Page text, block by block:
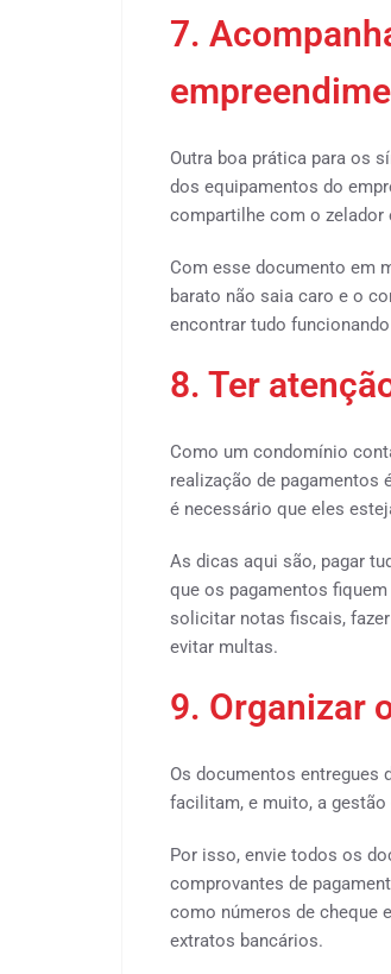
7.
Outra boa prática para os
dos equipamentos do
compartilhe com o zelador
Com esse documento em
barato não saia caro e o
encontrar tudo
8. Ter
Como um condomínio
realização de pagamentos
é necessário que eles
As dicas aqui são, pagar
que os pagamentos
solicitar notas fiscais,
evitar multas.
9. Organizar
Os documentos entregues
facilitam, e muito, a
Por isso, envie todos os
comprovantes de
como números de cheque
extratos bancários.